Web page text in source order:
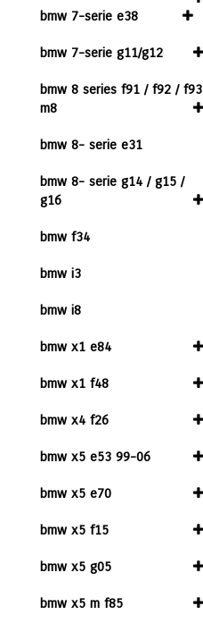
bmw 7-serie e38
bmw 7-serie g11/g12
bmw 8 series f91 / f92 / f93
m8
bmw 8- serie e31
bmw 8- serie g14 / g15 /
g16
bmw f34
bmw i3
bmw i8
bmw x1 e84
bmw x1 f48
bmw x4 f26
bmw x5 e53 99-06
bmw x5 e70
bmw x5 f15
bmw x5 g05
bmw x5 m f85